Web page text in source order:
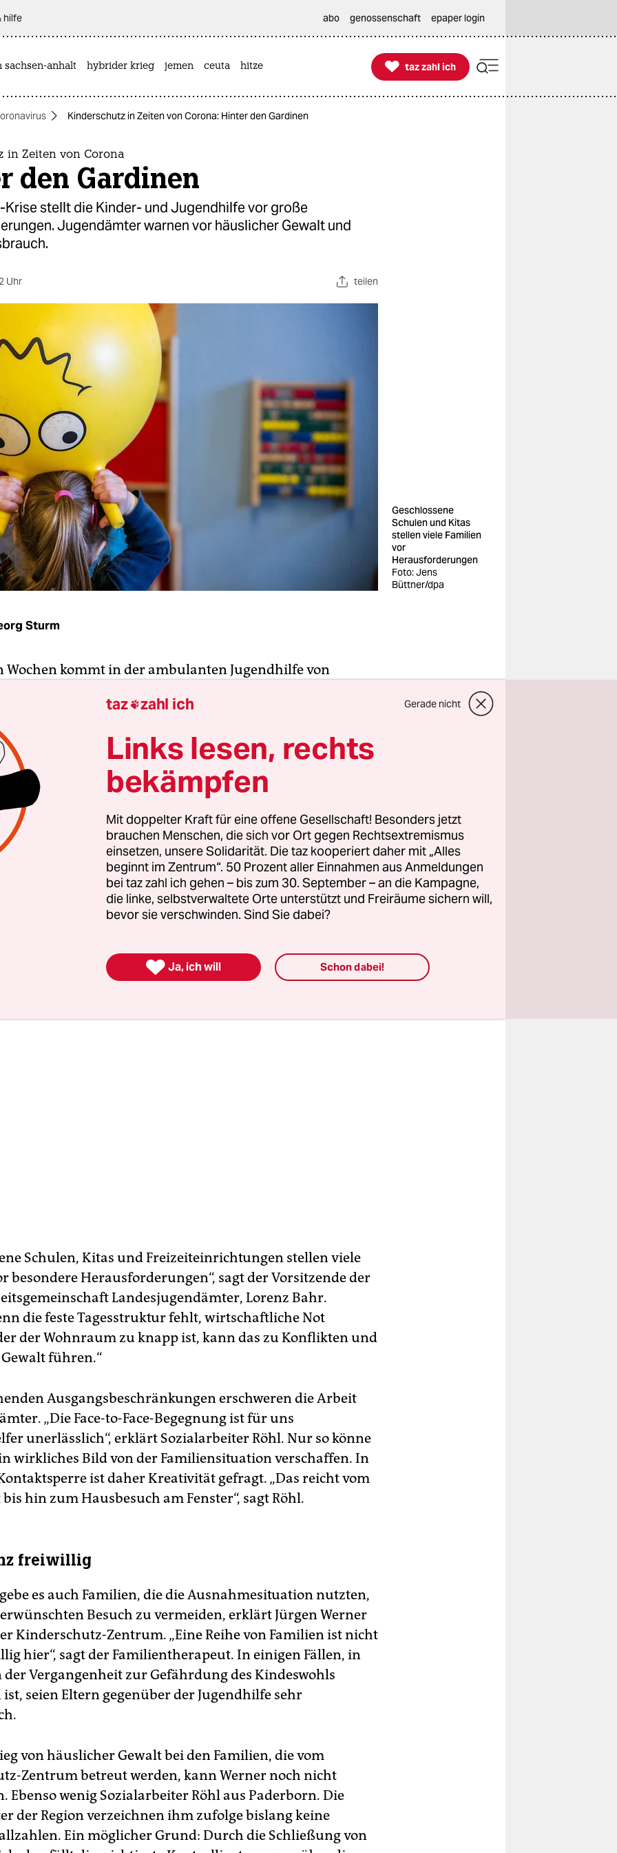
hilfe abo genossenschaft epaper login
sachsen-anhalt hybrider krieg jemen ceuta hitze 
taz zahl ich
taz zahl ich
Kinderschutz in Zeiten von Corona: Hinter den Gardinen​
in Zeiten von Corona
den Gardinen​
Krise stellt die Kinder- und Jugendhilfe vor große
Jugendämter warnen vor häuslicher Gewalt und
Uhr teilen
Geschlossene
Schulen und Kitas
stellen viele Familien
vor
Herausforderungen
Foto: Jens
Büttner/dpa
Sturm
Wochen kommt in der ambulanten Jugendhilfe von
erzählt der Diplom-Sozialarbeiter. In Zeiten von Corona
nicht nur als Abstandshalter, sondern ist auch aus
sinnvoll. Ein gemeinsamer Spaziergang mit dem
die konfrontative Situation zwischen Familie und
auf und habe eine vermittelnde Wirkung, sagt Röhl.
42, ist Leiter eines freien Trägers der Jugendhilfe in
Im Auftrag der Jugendämter begleitet der Sozialarbeiter
denen Schwierigkeiten in der Erziehung auftreten oder
gefährdet ist. Von welcher Bedeutung diese Arbeit in
Krise ist, macht ein Schreiben der Jugendämter
Jugendliche und rufen zu Wachsamkeit auf, um Kinder in
vor Gewalt und Verwahrlosung zu schützen.
Schulen, Kitas und Freizeiteinrichtungen stellen viele
besondere Herausforderungen“, sagt der Vorsitzende der
Landesjugendämter, Lorenz Bahr.
die feste Tagesstruktur fehlt, wirtschaftliche Not
der Wohnraum zu knapp ist, kann das zu Konflikten und
führen.“
Ausgangsbeschränkungen erschweren die Arbeit
„Die Face-to-Face-Begegnung ist für uns
unerlässlich“, erklärt Sozialarbeiter Röhl. Nur so könne
wirkliches Bild von der Familiensituation verschaffen. In
ist daher Kreativität gefragt. „Das reicht vom
hin zum Hausbesuch am Fenster“, sagt Röhl.
freiwillig
es auch Familien, die die Ausnahmesituation nutzten,
Besuch zu vermeiden, erklärt Jürgen Werner
Kinderschutz-Zentrum. „Eine Reihe von Familien ist nicht
hier“, sagt der Familientherapeut. In einigen Fällen, in
der Vergangenheit zur Gefährdung des Kindeswohls
seien Eltern gegenüber der Jugendhilfe sehr
von häuslicher Gewalt bei den Familien, die vom
Zentrum betreut werden, kann Werner noch nicht
Ebenso wenig Sozialarbeiter Röhl aus Paderborn. Die
der Region verzeichnen ihm zufolge bislang keine
Ein möglicher Grund: Durch die Schließung von
taz zahl ich Gerade nicht
Links lesen, rechts
bekämpfen
Mit doppelter Kraft für eine offene Gesellschaft! Besonders jetzt
brauchen Menschen, die sich vor Ort gegen Rechtsextremismus
einsetzen, unsere Solidarität. Die taz kooperiert daher mit „Alles
beginnt im Zentrum“. 50 Prozent aller Einnahmen aus Anmeldungen
bei taz zahl ich gehen – bis zum 30. September – an die Kampagne,
die linke, selbstverwaltete Orte unterstützt und Freiräume sichern will,
bevor sie verschwinden. Sind Sie dabei?
 Ja, ich will Schon dabei!